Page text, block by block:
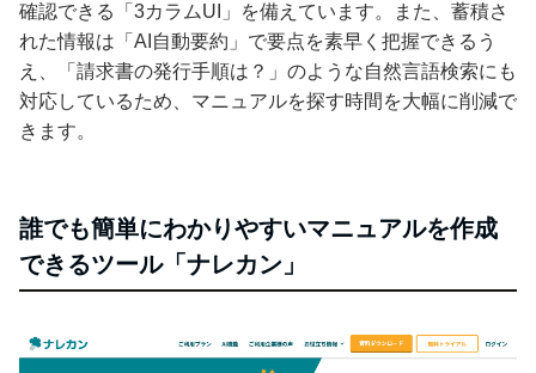
確認できる「3カラムUI」を備えています。また、蓄積さ
れた情報は「AI自動要約」で要点を素早く把握できるう
え、「請求書の発行手順は？」のような自然言語検索にも
対応しているため、マニュアルを探す時間を大幅に削減で
きます。
誰でも簡単にわかりやすいマニュアルを作成
できるツール「ナレカン」